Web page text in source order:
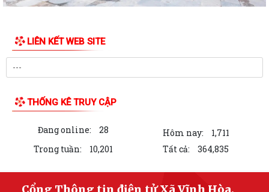
Thông báo hưởng ứng phong trào “Toàn dân sử dụng năng lượng tiết
Toàn văn chương trình hành động của đồng chí Phạm Thành Trung -
Phó Bí thư Đảng ủy, Chủ tịch Ủy ban...
việc lập và công bố danh sách...
Ngày 15/02/2026, Ủy ban Bầu cử thành phố Hải Phòng đã ban hành
LIÊN KẾT WEB SITE
THỐNG KÊ TRUY CẬP
Đang online: 28 Hôm nay:
1,711
Trong tuần:
10,201 Tất cả: 364,835